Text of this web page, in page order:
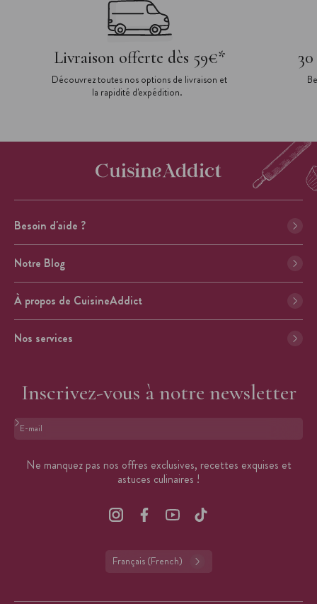
Livraison offerte dès 59€*
Découvrez toutes nos options de livraison et
la rapidité d'expédition.
Besoin d'aide ?
Notre Blog
À propos de CuisineAddict
Nos services
Inscrivez-vous à notre newsletter
Format : adresse@email.com
Ne manquez pas nos offres exclusives, recettes exquises et
astuces culinaires !
Français (French)